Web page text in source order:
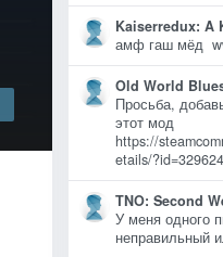
Kaiserredux: A
амф гаш мёд
Old World
Просьба,
этот мод
https://
etails/
TNO: Second
У меня одного
неправильный